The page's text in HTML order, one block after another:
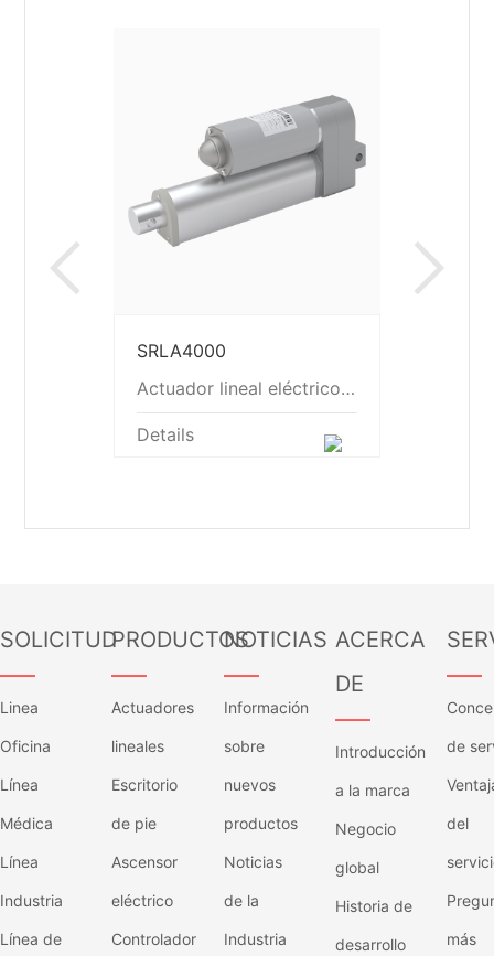
SRLA4000
Actuador lineal eléctrico SRLA4000
Details
Previous
SOLICITUD
——
Linea
Oficina
Línea
Médica
Línea
Industria
Línea de
PRODUCTOS
——
Actuadores
lineales
Escritorio
de pie
Ascensor
eléctrico
Controlador
NOTICIAS
——
Información
sobre
nuevos
productos
Noticias
de la
Industria
ACERCA
DE
——
Introducción
a la marca
Negocio
global
Historia de
desarrollo
——
de
del
más